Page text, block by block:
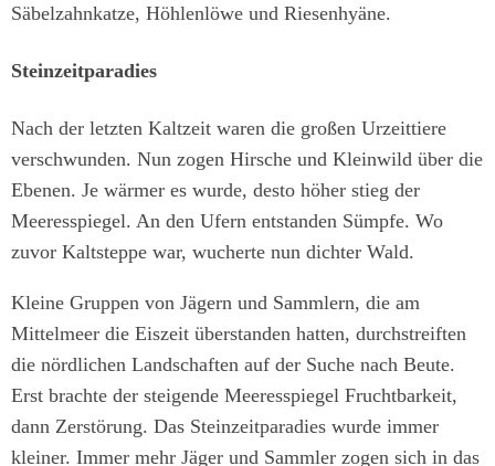
Säbelzahnkatze, Höhlenlöwe und Riesenhyäne.
Steinzeitparadies
Nach der letzten Kaltzeit waren die großen Urzeittiere
verschwunden. Nun zogen Hirsche und Kleinwild über die
Ebenen. Je wärmer es wurde, desto höher stieg der
Meeresspiegel. An den Ufern entstanden Sümpfe. Wo
zuvor Kaltsteppe war, wucherte nun dichter Wald.
Kleine Gruppen von Jägern und Sammlern, die am
Mittelmeer die Eiszeit überstanden hatten, durchstreiften
die nörd­lichen Landschaften auf der Suche nach Beute.
Erst brachte der steigende Meeresspiegel Fruchtbarkeit,
dann Zerstörung. Das Steinzeitparadies wurde immer
kleiner. Immer mehr Jäger und Sammler zogen sich in das